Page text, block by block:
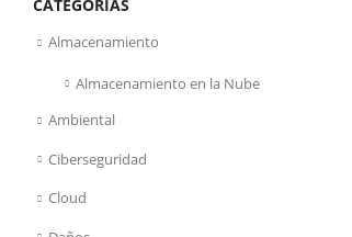
CATEGORÍAS
Almacenamiento
Almacenamiento en la Nube
Ambiental
Ciberseguridad
Cloud